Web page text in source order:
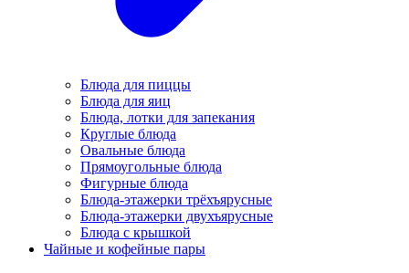
Блюда для пиццы
Блюда для яиц
Блюда, лотки для запекания
Круглые блюда
Овальные блюда
Прямоугольные блюда
Фигурные блюда
Блюда-этажерки трёхъярусные
Блюда-этажерки двухъярусные
Блюда с крышкой
Чайные и кофейные пары